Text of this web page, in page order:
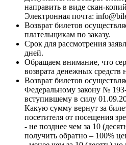
направить в виде скан-
Электронная почта:
Возврат билетов
плательщикам по заказу.
Срок для рассмотрения
дней.
Обращаем внимание, что
возврата денежных средств
Возврат билетов
Федеральному закону №
вступившему в силу
Какую сумму вернут за
посетителя от посещения
- не позднее чем за 10
получить обратно – 100%